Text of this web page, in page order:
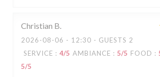
Christian B
2026-08-06 - 12:30 - GUESTS 2
SERVICE : 4/5 AMBIANCE : 5/5 FOOD :
5/5